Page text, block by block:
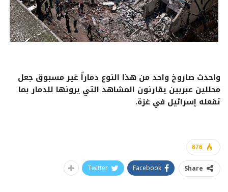
واحدث صاروخ واحد من هذا النوع دماراً غير مسبوق جعل
محللين عبريين يقارنون المشاهد التي يرونها للدمار بما
تفعله إسرائيل في غزة.
676
Share
Facebook
Twitter